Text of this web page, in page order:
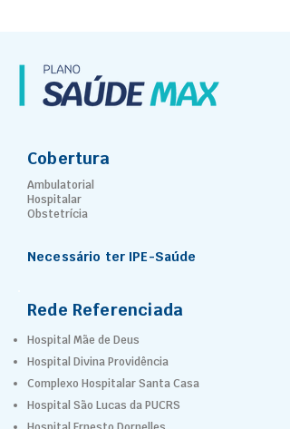
Cobertura
Ambulatorial
Hospitalar
Obstetrícia
Necessário ter IPE-Saúde
Rede Referenciada
Hospital Mãe de Deus
Hospital Divina Providência
Complexo Hospitalar Santa Casa
Hospital São Lucas da PUCRS